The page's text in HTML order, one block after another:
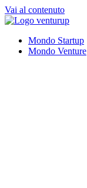
Vai al contenuto
Mondo Startup
Mondo Venture